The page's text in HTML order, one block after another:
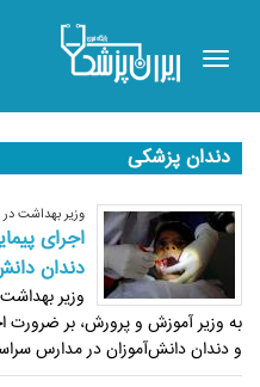
Toggle
navigation
دندان پزشکی
وزیر بهداشت
اجرای
دندان
وزیر
به وزیر آموزش و پرورش، بر
و دندان دانش‌آموزان در مدارس